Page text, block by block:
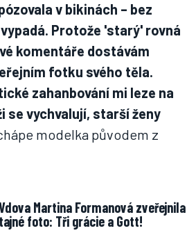
v bikinách – bez
Protože 'starý' rovná
komentáře dostávám
fotku svého těla.
zahanbování mi leze na
se vychvalují, starší ženy
modelka původem z
Martina Formanová zveřejnila
tajné foto: Tři grácie a Gott!